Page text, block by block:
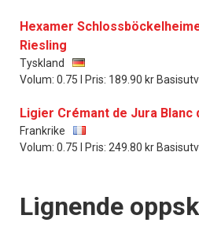
Hexamer
Riesling
Tyskland
Volum: 0.75 l Pris: 189.90 kr
Ligier Crémant de Jura Blanc
Frankrike
Volum: 0.75 l Pris: 249.80 kr
Lignende